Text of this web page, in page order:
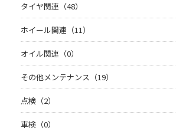
タイヤ関連（48）
ホイール関連（11）
オイル関連（0）
その他メンテナンス（19）
点検（2）
車検（0）